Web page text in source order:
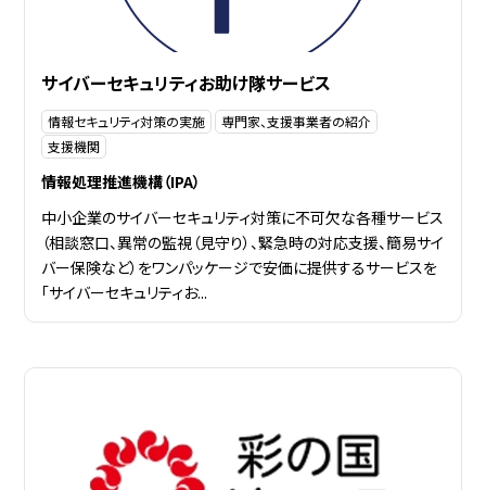
サイバーセキュリティお助け隊サービス
情報セキュリティ対策の実施
専門家、支援事業者の紹介
支援機関
情報処理推進機構（IPA）
中小企業のサイバーセキュリティ対策に不可欠な各種サービス
（相談窓口、異常の監視（見守り）、緊急時の対応支援、簡易サイ
バー保険など）をワンパッケージで安価に提供するサービスを
「サイバーセキュリティお...